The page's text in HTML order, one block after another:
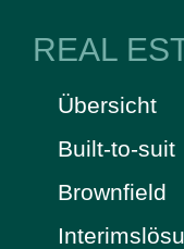
REAL
Übersicht
Built-to-suit
Brownfield